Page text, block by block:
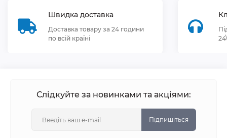
Швидка доставка
Доставка товару за 24 години
по всій країні
Слідкуйте за новинками та акціями:
Підпишіться